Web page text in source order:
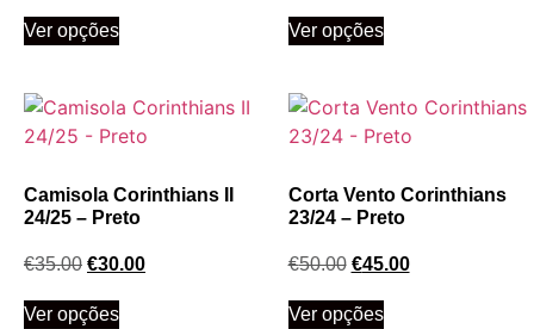
Ver opções Ver opções
Camisola Corinthians II
24/25 – Preto
€35.00 €30.00
Ver opções
Corta Vento Corinthians
23/24 – Preto
€50.00 €45.00
Ver opções